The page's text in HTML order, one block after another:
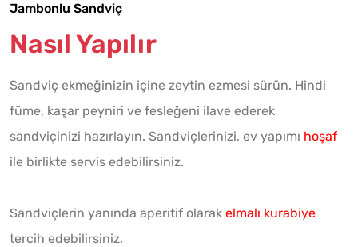
Jambonlu Sandviç
Nasıl Yapılır
Sandviç ekmeğinizin içine zeytin ezmesi sürün. Hindi
füme, kaşar peyniri ve fesleğeni ilave ederek
sandviçinizi hazırlayın. Sandviçlerinizi, ev yapımı hoşaf
ile birlikte servis edebilirsiniz.
Sandviçlerin yanında aperitif olarak elmalı kurabiye
tercih edebilirsiniz.